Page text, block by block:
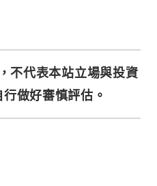
不代表本站立場與投資
做好審慎評估。